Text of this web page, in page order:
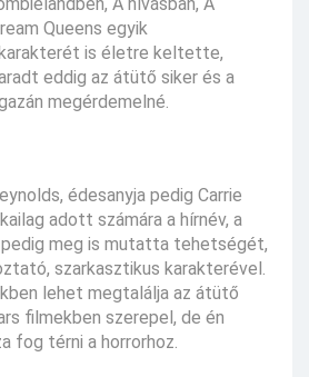
Queens egyik
is életre keltette,
eddig az átütő siker és a
megérdemelné.
édesanyja pedig Carrie
adott számára a hírnév, a
pedig meg is mutatta tehetségét,
szarkasztikus karakterével.
lehet megtalálja az átütő
filmekben szerepel, de én
fog térni a horrorhoz.